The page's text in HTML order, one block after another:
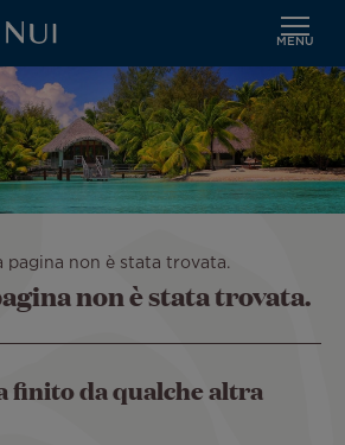
MENU
pagina non è stata trovata.
non è stata trovata.
finito da qualche altra